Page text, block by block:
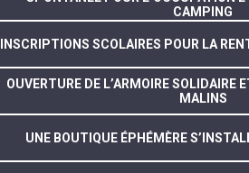
CAMPING
INSCRIPTIONS SCOLAIRES POUR LA
OUVERTURE DE L’ARMOIRE SOLIDAIRE
MALINS
UNE BOUTIQUE ÉPHÉMÈRE